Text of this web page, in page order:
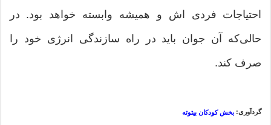
احتیاجات فردی اش و همیشه وابسته خواهد بود. در
حالی‌که آن جوان باید در راه سازندگی انرژی خود را
صرف کند.
گردآوری: بخش کودکان بیتوته